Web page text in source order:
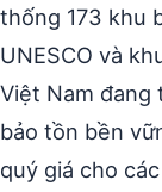
thống 173 khu
UNESCO và
Việt Nam đang
bảo tồn bền
quý giá cho